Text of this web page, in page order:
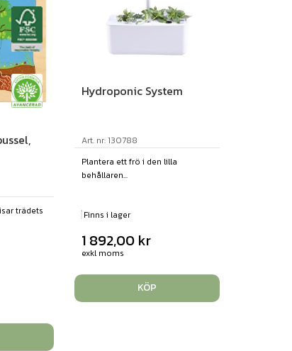
trädets
Hydroponic System
Art. nr: 130788
Plantera ett frö i den lilla
behållaren...
Finns i lager
1 892,00 kr
exkl moms
KÖP